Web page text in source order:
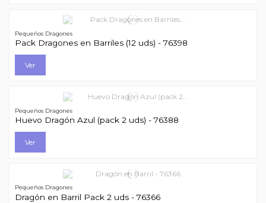
Pequeños Dragones
Pack Dragones en Barriles (12 uds) - 76398
Ver
Pequeños Dragones
Huevo Dragón Azul (pack 2 uds) - 76388
Ver
Pequeños Dragones
Dragón en Barril Pack 2 uds - 76366